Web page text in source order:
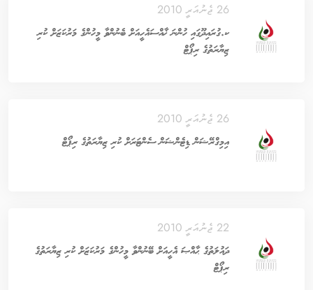
26 ޖެނުއަރީ 2010
ކ.ގުރައިދޫގައި ހުންނަ ޚާއްސައެހީއަށް ބެނުންވާ މީހުންގެ މަރުކަޒަށް ކުރި
ޒިޔާރަތުގެ ރިޕޯޓް
26 ޖެނުއަރީ 2010
އިމިގްރޭޝަން ޑިޓެންޝަން ސެންޓަރަށް ކުރި ޒިޔާރަތުގެ ރިޕޯޓް
22 ޖެނުއަރީ 2010
ދައުލަތުގެ ޙާއްޞަ އެހީއަށް ބޭނުންވާ މީހުންގެ މަރުކަޒަށް ކުރި ޒިޔާރަތުގެ
ރިޕޯޓް